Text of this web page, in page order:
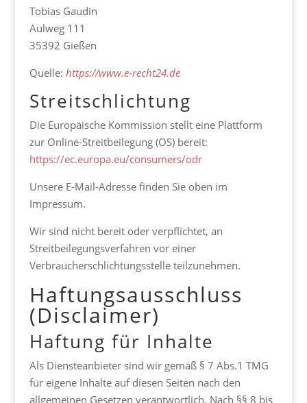
Tobias Gaudin
Aulweg 111
35392 Gießen
Quelle: https://www.e-recht24.de
Streitschlichtung
Die Europäische Kommission stellt eine Plattform
zur Online-Streitbeilegung (OS) bereit:
https://ec.europa.eu/consumers/odr
Unsere E-Mail-Adresse finden Sie oben im
Impressum.
Wir sind nicht bereit oder verpflichtet, an
Streitbeilegungsverfahren vor einer
Verbraucherschlichtungsstelle teilzunehmen.
Haftungsausschluss
(Disclaimer)
Haftung für Inhalte
Als Diensteanbieter sind wir gemäß § 7 Abs.1 TMG
für eigene Inhalte auf diesen Seiten nach den
allgemeinen Gesetzen verantwortlich. Nach §§ 8 bis